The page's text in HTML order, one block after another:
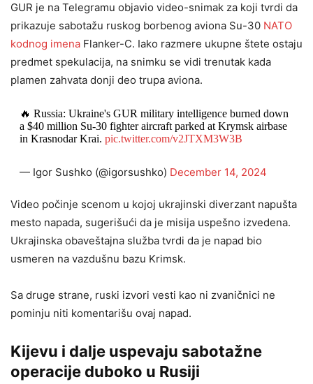
GUR je na Telegramu objavio video-snimak za koji tvrdi da
prikazuje sabotažu ruskog borbenog aviona Su-30 NATO
kodnog imena Flanker-C. Iako razmere ukupne štete ostaju
predmet spekulacija, na snimku se vidi trenutak kada
plamen zahvata donji deo trupa aviona.
🔥 Russia: Ukraine's GUR military intelligence burned down
a $40 million Su-30 fighter aircraft parked at Krymsk airbase
in Krasnodar Krai. pic.twitter.com/v2JTXM3W3B
— Igor Sushko (@igorsushko) December 14, 2024
Video počinje scenom u kojoj ukrajinski diverzant napušta
mesto napada, sugerišući da je misija uspešno izvedena.
Ukrajinska obaveštajna služba tvrdi da je napad bio
usmeren na vazdušnu bazu Krimsk.
Sa druge strane, ruski izvori vesti kao ni zvaničnici ne
pominju niti komentarišu ovaj napad.
Kijevu i dalje uspevaju sabotažne
operacije duboko u Rusiji